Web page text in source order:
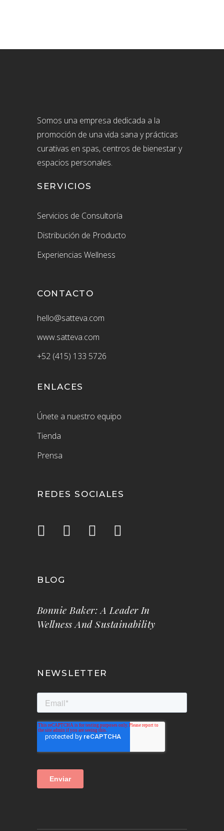
Somos una empresa dedicada a la
promoción de una vida sana y prácticas
curativas en spas, centros de bienestar y
espacios personales.
SERVICIOS
Servicios de Consultoría
Distribución de Producto
Experiencias Wellness
CONTACTO
hello@satteva.com
www.satteva.com
+52 (415) 133 5726
ENLACES
Únete a nuestro equipo
Tienda
Prensa
REDES SOCIALES
BLOG
Bonnie Baker: A Leader In
Wellness And Sustainability
NEWSLETTER